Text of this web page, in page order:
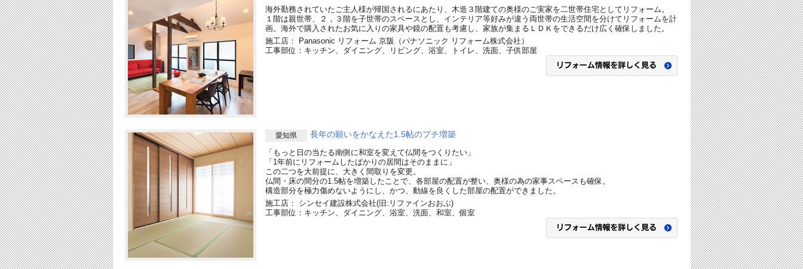
海外勤務されていたご主人様が帰国されるにあたり、木造３階建ての奥様のご実家を二世帯住宅としてリフォーム。
１階は親世帯、２，３階を子世帯のスペースとし、インテリア等好みが違う両世帯の生活空間を分けてリフォームを計
画。海外で購入されたお気に入りの家具や鏡の配置も考慮し、家族が集まるＬＤＫをできるだけ広く確保しました。
施工店： Panasonic リフォーム 京阪（パナソニック リフォーム株式会社）
工事部位：キッチン、ダイニング、リビング、浴室、トイレ、洗面、子供部屋
愛知県 長年の願いをかなえた1.5帖のプチ増築
「もっと日の当たる南側に和室を変えて仏間をつくりたい」
「1年前にリフォームしたばかりの居間はそのままに」
この二つを大前提に、大きく間取りを変更。
仏間・床の間分の1.5帖を増築したことで、各部屋の配置が整い、奥様の為の家事スペースも確保。
構造部分を極力傷めないようにし、かつ、動線を良くした部屋の配置ができました。
施工店： シンセイ建設株式会社(旧:リファインおおぶ)
工事部位：キッチン、ダイニング、浴室、洗面、和室、個室